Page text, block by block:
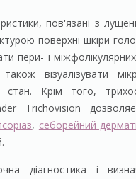
пов'язані з
поверхні шкіри
пери- і
візуалізувати
Крім того,
Trichovision
, себорейний
діагностика і